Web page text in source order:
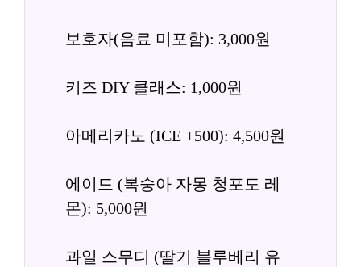
보호자(음료 미포함): 3,000원
키즈 DIY 클래스: 1,000원
아메리카노 (ICE +500): 4,500원
에이드 (복숭아 자몽 청포도 레
몬): 5,000원
과일 스무디 (딸기 블루베리 유